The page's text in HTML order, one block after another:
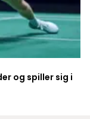
og spiller sig i